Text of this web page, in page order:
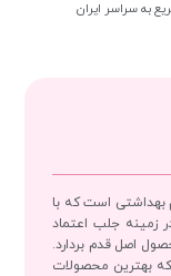
به سراسر ایران
بهداشتی است که با
زمینه جلب اعتماد
اصل قدم بردارد.
که بهترین محصولات